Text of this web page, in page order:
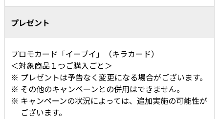
プレゼント
プロモカード「イーブイ」（キラカード）
＜対象商品１つご購入ごと＞
プレゼントは予告なく変更になる場合がございます。
その他のキャンペーンとの併用はできません。
キャンペーンの状況によっては、追加実施の可能性が
ございます。